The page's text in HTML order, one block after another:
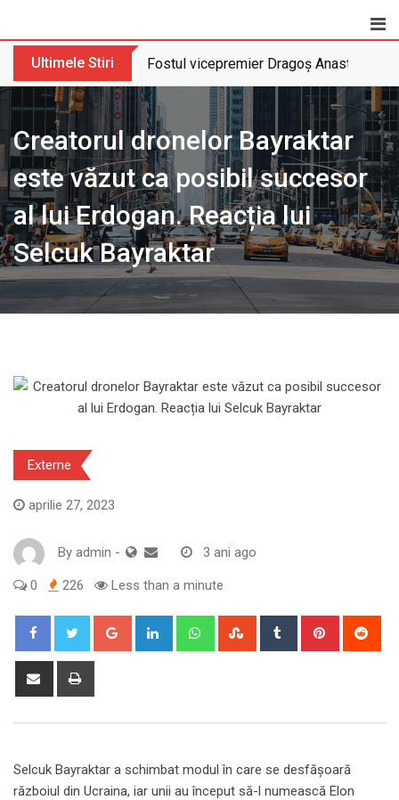
Ultimele Stiri Fostul vicepremier Dragoș Anastasiu
Creatorul dronelor Bayraktar
este văzut ca posibil succesor
al lui Erdogan. Reacția lui
Selcuk Bayraktar
Externe
aprilie 27, 2023
By admin - 3 ani ago
0 226 Less than a minute
Google+ LinkedIn WhatsappStumbleUpon
Tumblr Pinterest
Share
Selcuk Bayraktar a schimbat modul în care se desfășoară
războiul din Ucraina, iar unii au început să-l numească Elon